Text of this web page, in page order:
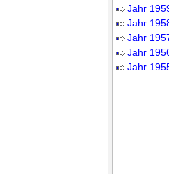
Jahr
Jahr
Jahr
Jahr
Jahr